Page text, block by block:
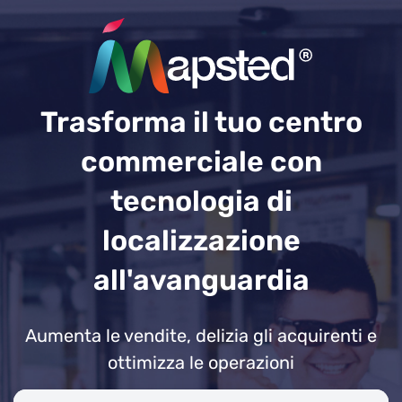
Trasforma il tuo centro
commerciale con
tecnologia di
localizzazione
all'avanguardia
Aumenta le vendite, delizia gli acquirenti e
ottimizza le operazioni